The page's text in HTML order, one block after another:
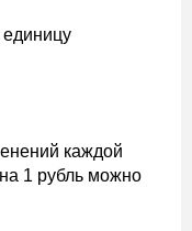
каждой
1 рубль можно